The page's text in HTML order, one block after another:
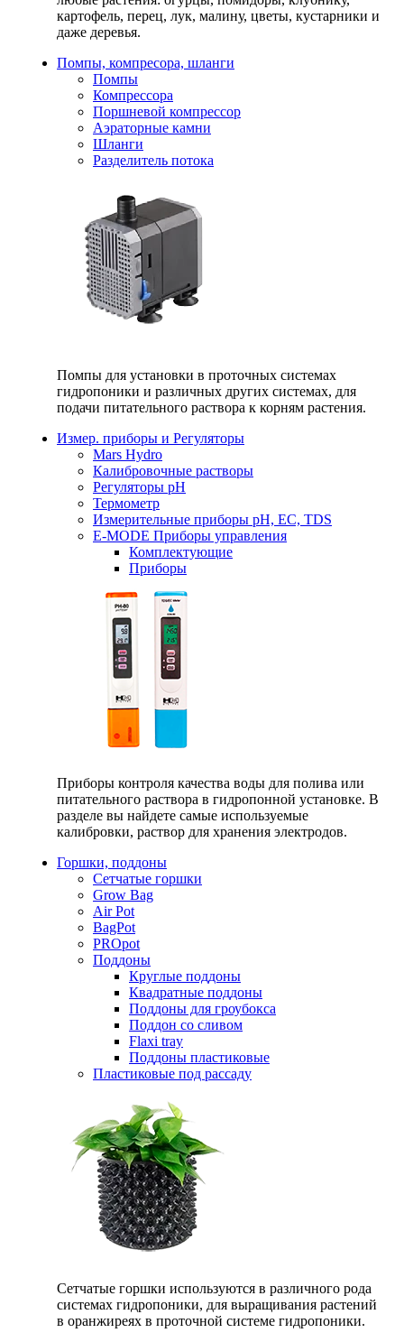
картофель, перец, лук, малину, цветы, кустарники и
даже деревья.
Помпы, компресора, шланги
Помпы
Компрессора
Поршневой компрессор
Аэраторные камни
Шланги
Разделитель потока
Помпы для установки в проточных системах
гидропоники и различных других системах, для
подачи питательного раствора к корням растения.
Измер. приборы и Регуляторы
Mars Hydro
Калибровочные растворы
Регуляторы рН
Термометр
Измерительные приборы pH, EC, TDS
E-MODE Приборы управления
Комплектующие
Приборы
Приборы контроля качества воды для полива или
питательного раствора в гидропонной установке. В
разделе вы найдете самые используемые
калибровки, раствор для хранения электродов.
Горшки, поддоны
Сетчатые горшки
Grow Bag
Air Pot
BagPot
PROpot
Поддоны
Круглые поддоны
Квадратные поддоны
Поддоны для гроубокса
Поддон со сливом
Flaxi tray
Поддоны пластиковые
Пластиковые под рассаду
Сетчатые горшки используются в различного рода
системах гидропоники, для выращивания растений
в оранжиреях в проточной системе гидропоники.